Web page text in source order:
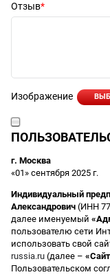
Отзыв
Изображение
г. Москва
«01» сентября 2025 г.
Индивидуальный
Александрович (ИНН
далее именуемый
пользователю сети
использовать свой
russia.ru (далее –
Пользовательском